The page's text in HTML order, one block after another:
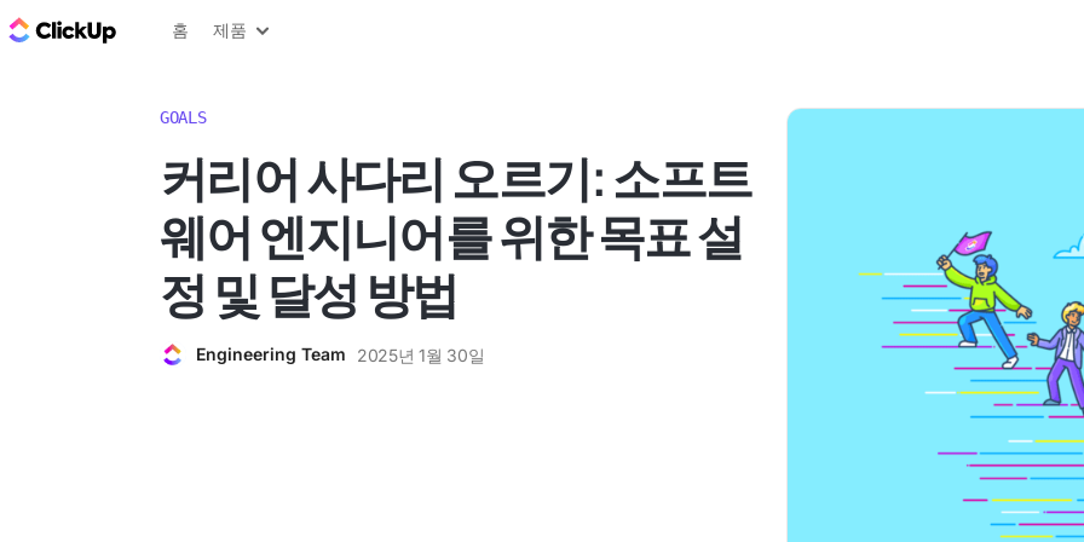
ClickUp 블로그
홈 제품
GOALS
커리어 사다리 오르기: 소프트
웨어 엔지니어를 위한 목표 설
정 및 달성 방법
Engineering Team 2025년 1월 30일